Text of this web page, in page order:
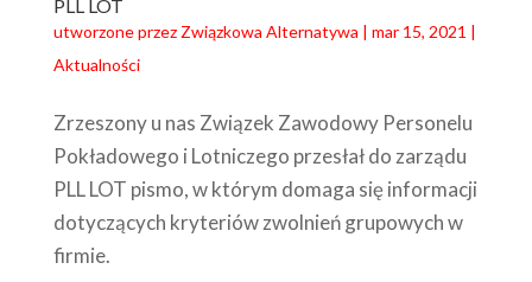
PLL LOT
utworzone przez Związkowa Alternatywa | mar 15, 2021 |
Aktualności
Zrzeszony u nas Związek Zawodowy Personelu
Pokładowego i Lotniczego przesłał do zarządu
PLL LOT pismo, w którym domaga się informacji
dotyczących kryteriów zwolnień grupowych w
firmie.